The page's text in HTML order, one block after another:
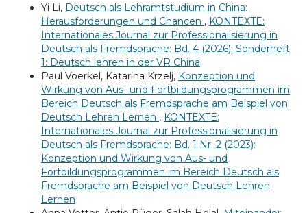
Yi Li, Deutsch als Lehramtstudium in China:
Herausforderungen und Chancen , KONTEXTE:
Internationales Journal zur Professionalisierung in
Deutsch als Fremdsprache: Bd. 4 (2026): Sonderheft
1: Deutsch lehren in der VR China
Paul Voerkel, Katarina Krzelj, Konzeption und
Wirkung von Aus- und Fortbildungsprogrammen im
Bereich Deutsch als Fremdsprache am Beispiel von
Deutsch Lehren Lernen , KONTEXTE:
Internationales Journal zur Professionalisierung in
Deutsch als Fremdsprache: Bd. 1 Nr. 2 (2023):
Konzeption und Wirkung von Aus- und
Fortbildungsprogrammen im Bereich Deutsch als
Fremdsprache am Beispiel von Deutsch Lehren
Lernen